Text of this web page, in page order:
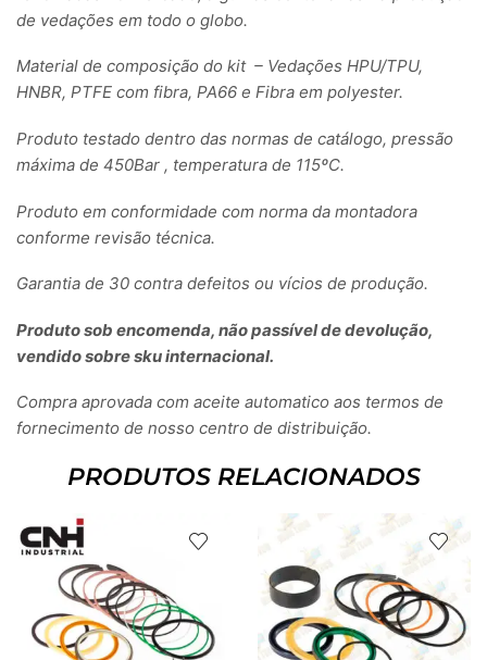
de vedações em todo o globo.
Material de composição do kit – Vedações HPU/TPU,
HNBR, PTFE com fibra, PA66 e Fibra em polyester.
Produto testado dentro das normas de catálogo, pressão
máxima de 450Bar , temperatura de 115ºC.
Produto em conformidade com norma da montadora
conforme revisão técnica.
Garantia de 30 contra defeitos ou vícios de produção.
Produto sob encomenda, não passível de devolução,
vendido sobre sku internacional.
Compra aprovada com aceite automatico aos termos de
fornecimento de nosso centro de distribuição.
PRODUTOS RELACIONADOS